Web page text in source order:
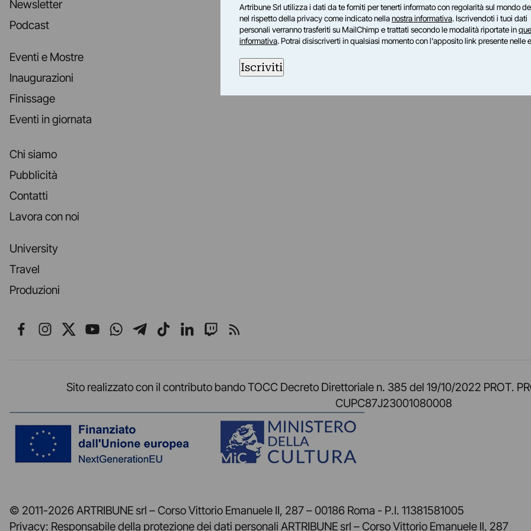
Newsletter
Podcast
Eventi e Mostre
Inaugurazioni
Finissage
Eventi in giornata
Chi siamo
Pubblicità
Contatti
Lavora con noi
University
Travel
Produzioni
Seguici su Facebook
Seguici su Instagram
Seguici su X
Seguici su YouTube
Seguici su WhatsApp
Seguici su Telegram
Seguici su TikTok
Seguici su LinkedIn
Seguici su Twitch
Seguici su Rss
Sito realizzato con il contributo bando TOCC Decreto Direttoriale n. 385 del 19/10/2022 PROT.
CUPC87J23001080008
© 2011-2026 ARTRIBUNE srl – Corso Vittorio Emanuele II, 287 – 00186 Roma - P.I. 11381581005
Privacy: Responsabile della protezione dei dati personali ARTRIBUNE srl – Corso Vittorio Emanuele II, 287
Artribune Srl utilizza i dati da te forniti per tenerti informato con regolarità sul mondo
nel rispetto della privacy come indicato nellanostra informativa. Iscrivendoti i tuoi dati
personali verranno trasferiti su MailChimp e trattati secondo le modalità riportate in
informativa. Potrai disiscriverti in qualsiasi momento con l'apposito link presente nelle
Iscriviti